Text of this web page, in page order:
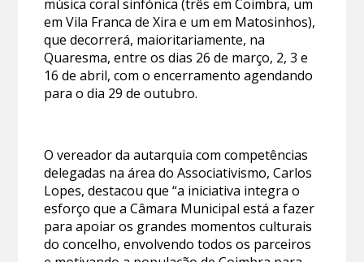
música coral sinfónica (três em Coimbra, um
em Vila Franca de Xira e um em Matosinhos),
que decorrerá, maioritariamente, na
Quaresma, entre os dias 26 de março, 2, 3 e
16 de abril, com o encerramento agendando
para o dia 29 de outubro.
O vereador da autarquia com competências
delegadas na área do Associativismo, Carlos
Lopes, destacou que “a iniciativa integra o
esforço que a Câmara Municipal está a fazer
para apoiar os grandes momentos culturais
do concelho, envolvendo todos os parceiros